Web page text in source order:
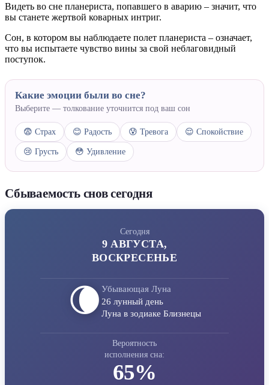
Видеть во сне планериста, попавшего в аварию – значит, что
вы станете жертвой коварных интриг.
Сон, в котором вы наблюдаете полет планериста – означает,
что вы испытаете чувство вины за свой неблаговидный
поступок.
Какие эмоции были во сне?
Выберите — толкование уточнится под ваш сон
😨 Страх 😊 Радость 😰 Тревога 😌 Спокойствие
😢 Грусть 😳 Удивление
Сбываемость снов сегодня
Сегодня
9 АВГУСТА,
ВОСКРЕСЕНЬЕ
🌘 Убывающая Луна
26 лунный день
Луна в зодиаке Близнецы
Вероятность
исполнения сна:
65%